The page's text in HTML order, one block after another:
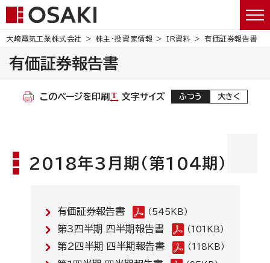
大崎電気工業株式会社 株主・投資家情報 IR資料 有価証券報告書
有価証券報告書
このページを印刷 文字サイズ ふつう 大きく
2018年3月期(第104期)
有価証券報告書 （545KB）
第3四半期 四半期報告書 （101KB）
第2四半期 四半期報告書 （118KB）